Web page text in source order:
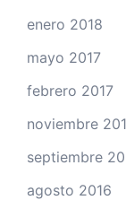
enero 2018
mayo 2017
febrero 2017
noviembre
septiembre
agosto 2016